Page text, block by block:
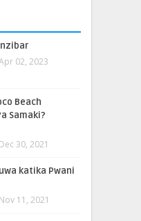
02, 2023
Beach
Samaki?
Dec 30, 2021
katika Pwani
Nov 11, 2021